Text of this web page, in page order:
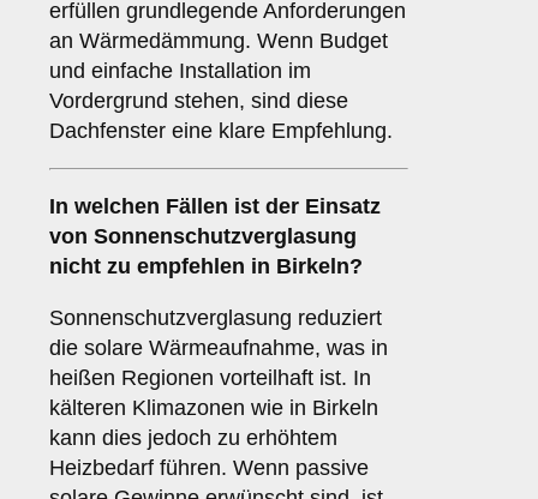
erfüllen grundlegende Anforderungen
an Wärmedämmung. Wenn Budget
und einfache Installation im
Vordergrund stehen, sind diese
Dachfenster eine klare Empfehlung.
In welchen Fällen ist der Einsatz
von Sonnenschutzverglasung
nicht zu empfehlen in Birkeln?
Sonnenschutzverglasung reduziert
die solare Wärmeaufnahme, was in
heißen Regionen vorteilhaft ist. In
kälteren Klimazonen wie in Birkeln
kann dies jedoch zu erhöhtem
Heizbedarf führen. Wenn passive